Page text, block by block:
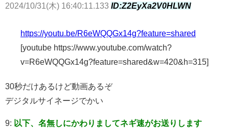
2024/10/31(木) 16:40:11.133 ID:Z2EyXa2V0HLWN
https://youtu.be/R6eWQQGx14g?feature=shared
[youtube https://www.youtube.com/watch?
v=R6eWQQGx14g?feature=shared&w=420&h=315]
30秒だけあるけど動画あるぞ
デジタルサイネージでかい
9: 以下、名無しにかわりましてネギ速がお送りします